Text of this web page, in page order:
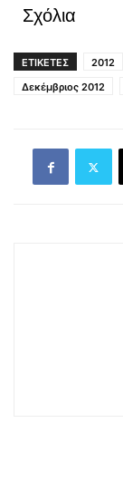
Σχόλια
ΕΤΙΚΕΤΕΣ 2012
Δεκέμβριος 2012